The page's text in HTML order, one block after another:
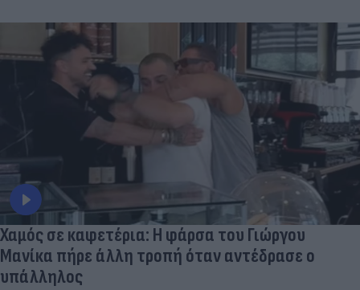
Χαμός σε καφετέρια: Η φάρσα του Γιώργου
Μανίκα πήρε άλλη τροπή όταν αντέδρασε ο
υπάλληλος